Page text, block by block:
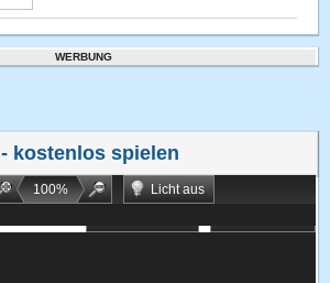
WERBUNG
- kostenlos spielen
100%
Licht aus